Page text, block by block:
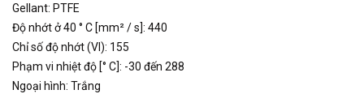
Gellant: PTFE
Độ nhớt ở 40 ° C [mm² / s]: 440
Chỉ số độ nhớt (VI): 155
Phạm vi nhiệt độ [° C]: -30 đến 288
Ngoại hình: Trắng